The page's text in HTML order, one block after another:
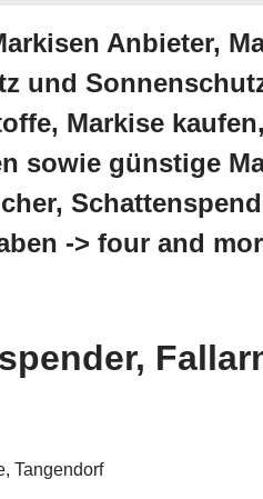
Anbieter,
und
Markise
sowie günstige
-> four and
Tangendorf